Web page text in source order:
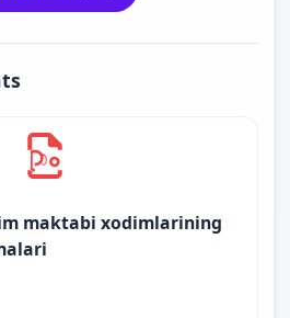
maktabi xodimlarining